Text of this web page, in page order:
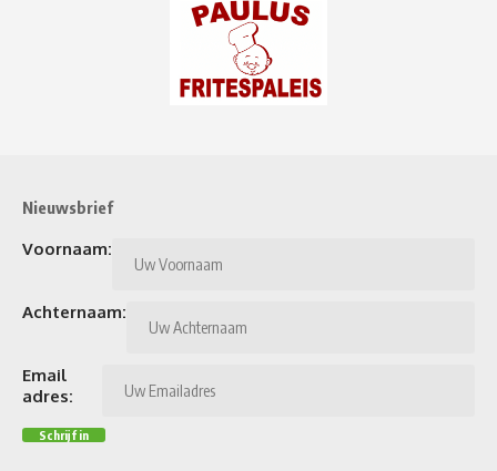
Nieuwsbrief
Voornaam:
Achternaam:
Email
adres: